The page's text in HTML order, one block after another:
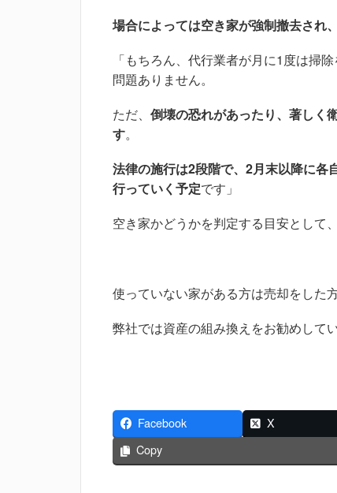
場合によっては空き家が強制撤去され
「もちろん、代行業者が月に1度は掃
問題ありません。
ただ、 倒壊の恐れがあったり、著しく
す。
法律の施行は2段階で、2月末以降に各
行っていく予定です」
空き家かどうかを判定する目安として、
使っていない家がある方は売却をした
弊社では資産の組み換えをお勧めして
Facebook X
Copy